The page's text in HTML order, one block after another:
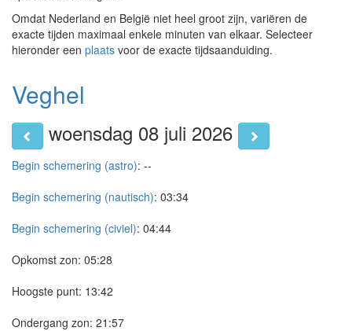
Omdat Nederland en België niet heel groot zijn, variëren de
exacte tijden maximaal enkele minuten van elkaar. Selecteer
hieronder een plaats voor de exacte tijdsaanduiding.
Veghel
woensdag 08 juli 2026
Begin schemering (astro): --
Begin schemering (nautisch): 03:34
Begin schemering (civiel): 04:44
Opkomst zon: 05:28
Hoogste punt: 13:42
Ondergang zon: 21:57